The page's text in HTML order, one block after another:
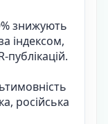
знижують
індексом,
російська